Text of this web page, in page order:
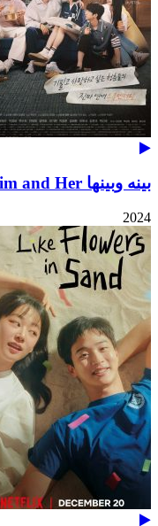
بينه وبينها Between Him and Her
2024